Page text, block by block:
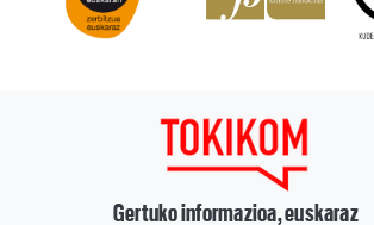
Gertuko informazioa, euskaraz